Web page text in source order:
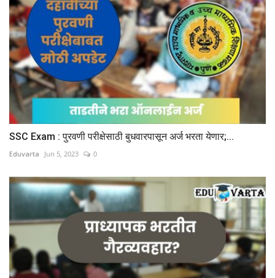
SSC Exam : पुरवणी परीक्षेसाठी बुधवारपासून अर्ज भरता येणार;...
Eduvarta Jun 5, 2023 0